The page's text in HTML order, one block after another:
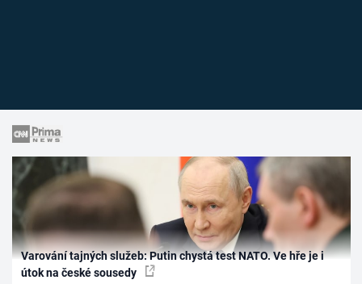
Varování tajných služeb: Putin chystá test NATO. Ve hře je i
útok na české sousedy